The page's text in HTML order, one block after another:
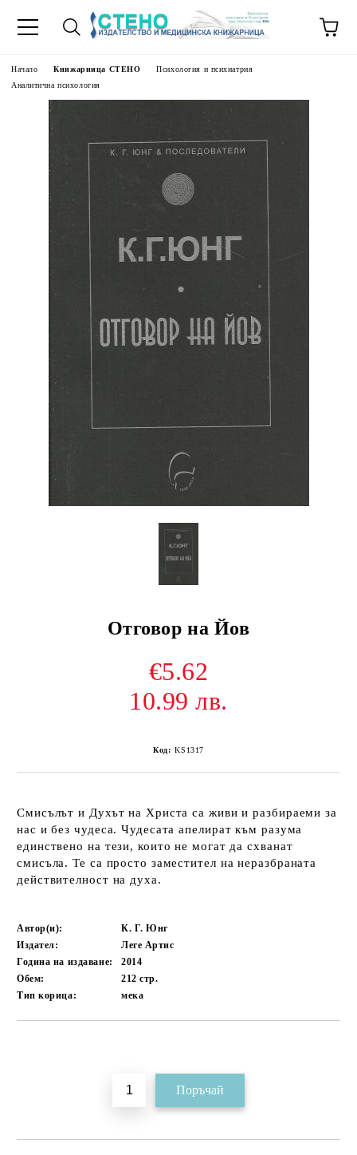
Начало Книжарница СТЕНО
Психология и психиатрия
Аналитична психология
Отговор на Йов
€5.62
10.99 лв.
Код: KS1317
Смисълът и Духът на Христа са живи и разбираеми за
нас и без чудеса. Чудесата апелират към разума
единствено на тези, които не могат да схванат
смисъла. Те са просто заместител на неразбраната
действителност на духа.
Автор(и):
К. Г. Юнг
Издател:
Леге Артис
Година на издаване:
2014
Обем:
212стр.
Тип корица:
мека